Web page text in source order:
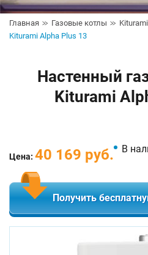
Главная Газовые котлы
Kiturami Alpha Plus 13
Настенный
Kiturami
Цена: 40 169 руб. В
Получить